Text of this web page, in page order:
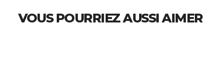
VOUS POURRIEZ AUSSI AIMER